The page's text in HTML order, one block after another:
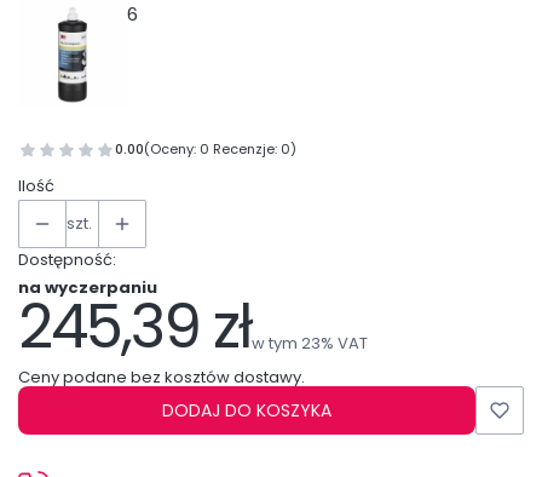
6
0.00(Oceny: 0 Recenzje: 0)
Ilość
szt.
Dostępność:
na wyczerpaniu
Cena
245,39 złw tym 23% VAT
w tym 23% VAT
Ceny podane bez kosztów dostawy.
DODAJ DO KOSZYKA